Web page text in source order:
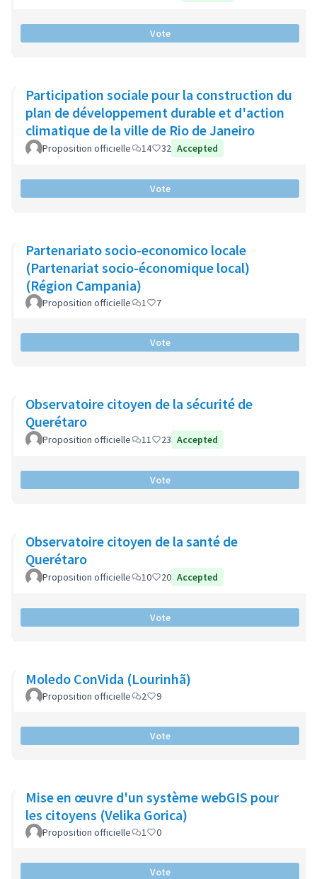
Vote
Participation sociale pour la construction du
plan de développement durable et d'action
climatique de la ville de Rio de Janeiro
Proposition officielle 14 32 Accepted
Vote
Partenariato socio-economico locale
(Partenariat socio-économique local)
(Région Campania)
Proposition officielle 1 7
Vote
Observatoire citoyen de la sécurité de
Querétaro
Proposition officielle 11 23 Accepted
Vote
Observatoire citoyen de la santé de
Querétaro
Proposition officielle 10 20 Accepted
Vote
Moledo ConVida (Lourinhã)
Proposition officielle 2 9
Vote
Mise en œuvre d'un système webGIS pour
les citoyens (Velika Gorica)
Proposition officielle 1 0
Vote